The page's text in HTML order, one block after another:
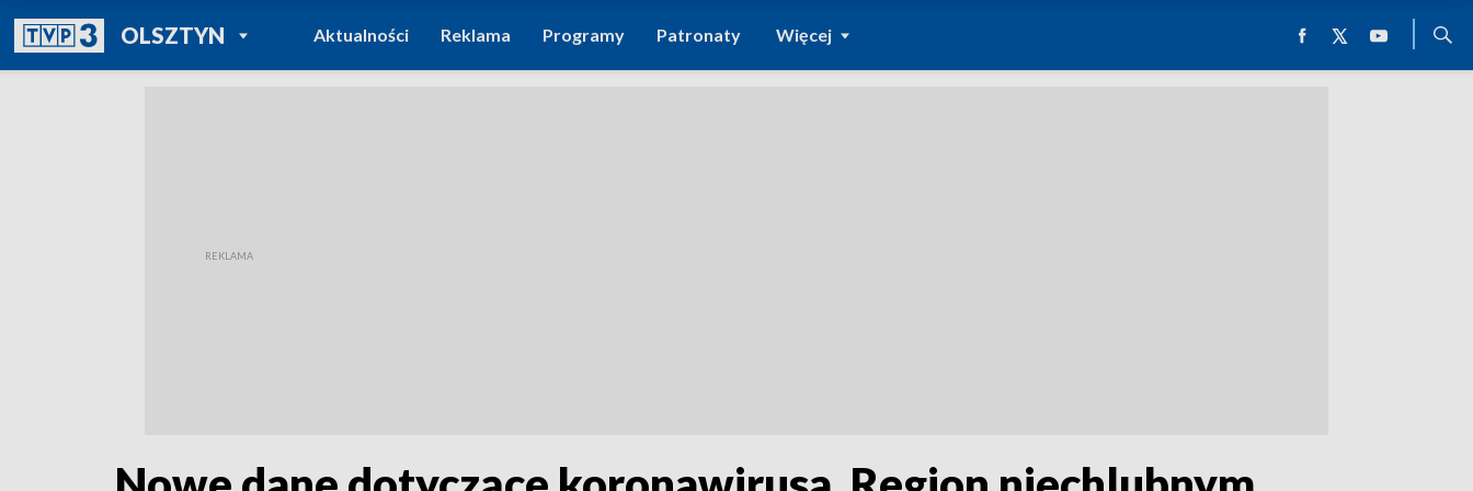
OLSZTYNPOWRÓT DO
TVP REGIONY
Aktualności Reklama Programy Patronaty Więcej